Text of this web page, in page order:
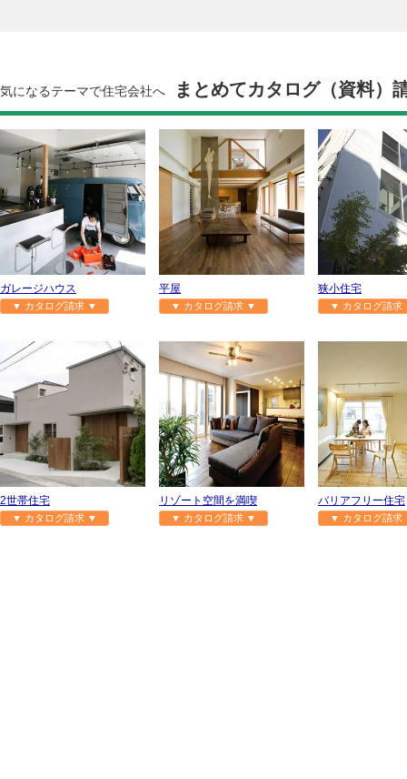
気になるテーマで住宅会社へ まとめてカタログ（資料）
ガレージハウス
▼ カタログ請求 ▼
平屋
▼ カタログ請求 ▼
狭小住宅
▼ カタログ請
2世帯住宅
▼ カタログ請求 ▼
リゾート空間を満喫
▼ カタログ請求 ▼
バリアフリー住宅
▼ カタログ請